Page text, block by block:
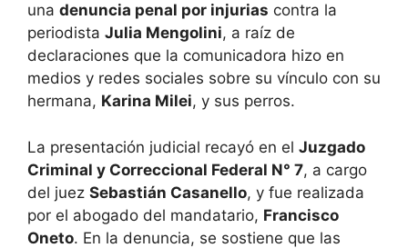
una denuncia penal por injurias contra la
periodista Julia Mengolini, a raíz de
declaraciones que la comunicadora hizo en
medios y redes sociales sobre su vínculo con su
hermana, Karina Milei, y sus perros.
La presentación judicial recayó en el Juzgado
Criminal y Correccional Federal N° 7, a cargo
del juez Sebastián Casanello, y fue realizada
por el abogado del mandatario, Francisco
Oneto. En la denuncia, se sostiene que las